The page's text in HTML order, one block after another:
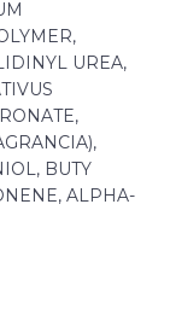
UREA,
BUTY
ALPHA-